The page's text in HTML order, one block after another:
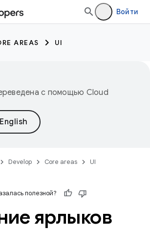
Войти
AREAS UI
с помощью Cloud
Develop Core areas
UI
полезной?
ярлыков